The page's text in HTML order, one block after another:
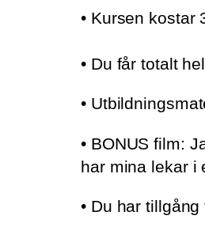
• Kursen kostar
• Du får totalt
•
• BONUS film:
har mina lekar i
• Du har